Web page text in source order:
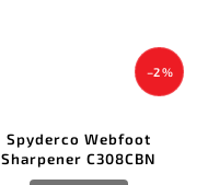
–2 %
Spyderco Webfoot
Sharpener C308CBN